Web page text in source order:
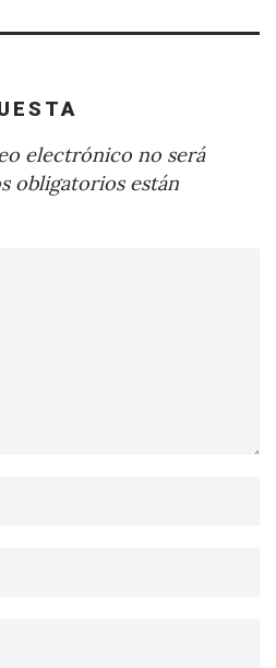
electrónico no será
obligatorios están